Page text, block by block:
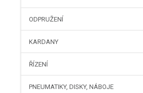
ODPRUŽENÍ
KARDANY
ŘÍZENÍ
PNEUMATIKY, DISKY, NÁBOJE